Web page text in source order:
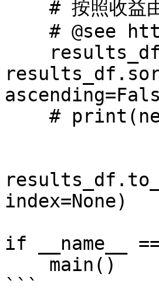
index=None)
if __name__
```